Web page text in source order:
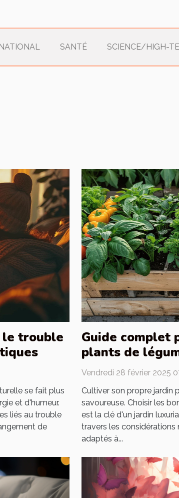
SANTÉ SCIENCE/HIGH-
le trouble
se fait plus
et d'humeur.
liés au trouble
de
Guide complet
plants de
Vendredi 28 février 2025
Cultiver son propre jardin
savoureuse. Choisir les
est la clé d'un jardin
travers les considérations
adaptés à...